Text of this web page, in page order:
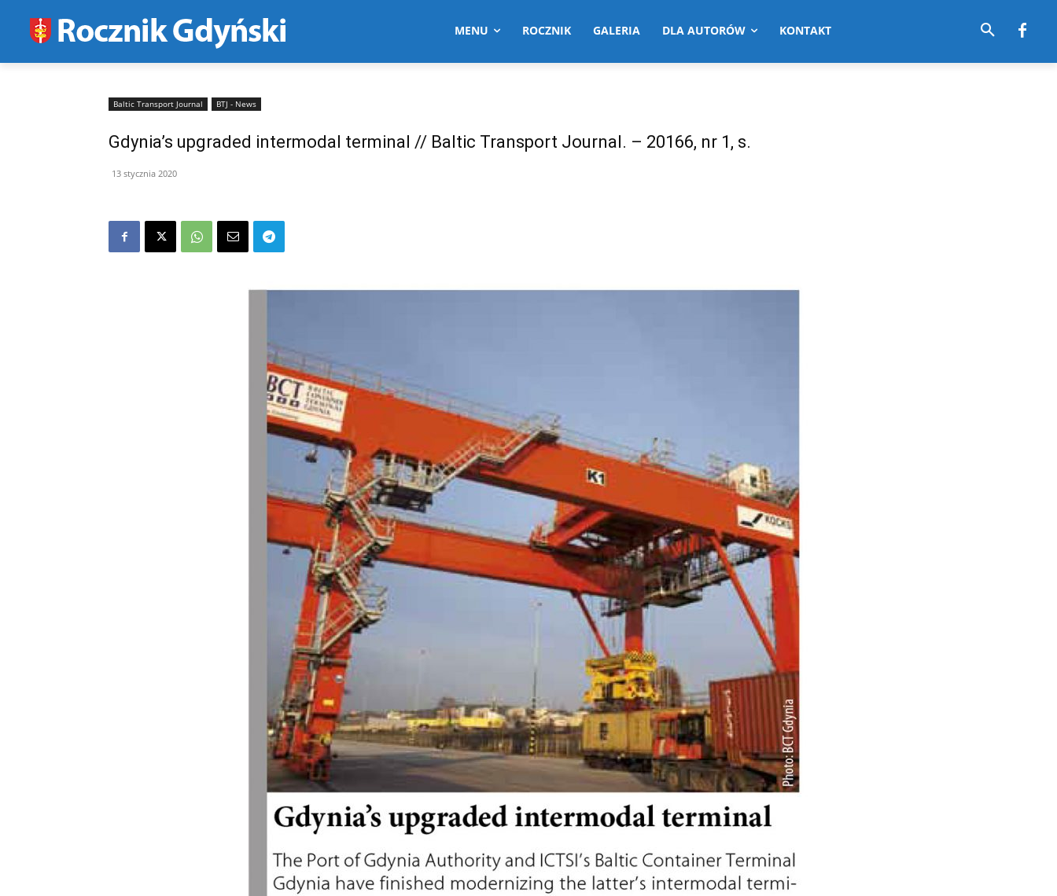
MENU ROCZNIK GALERIA DLA AUTORÓW KONTAKT
Baltic Transport Journal BTJ - News
Gdynia’s upgraded intermodal terminal // Baltic Transport Journal. – 20166, nr 1, s.
13 stycznia 2020